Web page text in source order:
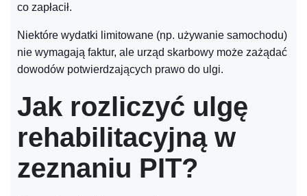
co zapłacił.
Niektóre wydatki limitowane (np. używanie samochodu)
nie wymagają faktur, ale urząd skarbowy może zażądać
dowodów potwierdzających prawo do ulgi.
Jak rozliczyć ulgę
rehabilitacyjną w
zeznaniu PIT?